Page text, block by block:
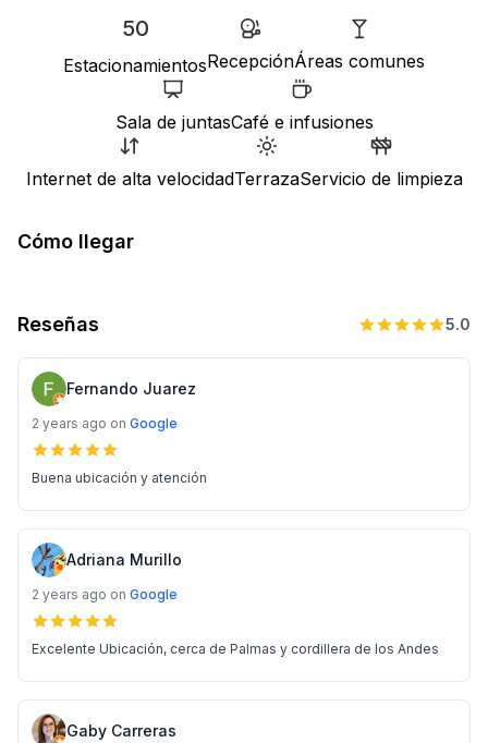
50
EstacionamientosRecepciónÁreas comunes
Sala de juntasCafé e infusiones
Internet de alta velocidadTerrazaServicio de limpieza
Cómo llegar
Reseñas 5.0
Fernando Juarez
2 years ago on Google
Buena ubicación y atención
Adriana Murillo
2 years ago on Google
Excelente Ubicación, cerca de Palmas y cordillera de los Andes
Gaby Carreras